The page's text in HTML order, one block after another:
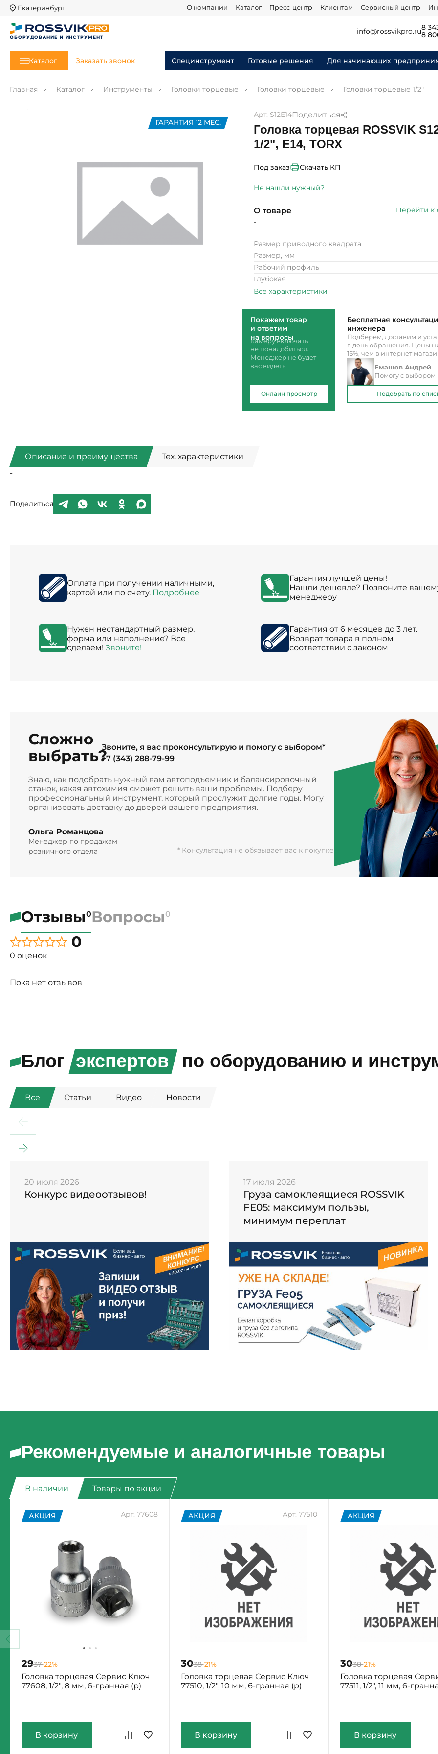
Екатеринбург О компании Каталог Пресс-центр Клиентам Сервисный центр
ОБОРУДОВАНИЕ И ИНСТРУМЕНТ
info@rossvikpro.ru8
8
Каталог Заказать звонок Специнструмент Готовые решения Для начинающих
Главная Каталог Инструменты Головки торцевые Головки торцевые Головки торцевые 1/2"
ГАРАНТИЯ 12 МЕС.
Арт. S12E14Поделиться
Головка торцевая ROSSVIK
1/2", E14, TORX
Под заказ Скачать КП
Не нашли нужный?
О товаре
Перейти к
-
Размер приводного квадрата
Размер, мм
Рабочий профиль
Глубокая
Все характеристики
Покажем товар
и ответим
на вопросы
Камеру включать
не понадобиться.
Менеджер не будет
вас видеть.
Онлайн просмотр
Бесплатная
инженера
Подберем, доставим и
в день обращения. Цены
15%, чем в интернет
Емашов Андрей
Помогу с выбором
Подобрать по
Описание и преимущества
Тех. характеристики
-
Поделиться
Оплата при получении наличными,
картой или по счету. Подробнее
Гарантия лучшей цены!
Нашли дешевле? Позвоните
менеджеру
Нужен нестандартный размер,
форма или наполнение? Все
сделаем! Звоните!
Гарантия от 6 месяцев до 3 лет.
Возврат товара в полном
соответствии с законом
Сложно
выбрать?Звоните, я вас проконсультирую и помогу с выбором*
+7 (343) 288-79-99
Знаю, как подобрать нужный вам автоподъемник и балансировочный
станок, какая автохимия сможет решить ваши проблемы. Подберу
профессиональный инструмент, который прослужит долгие годы. Могу
организовать доставку до дверей вашего предприятия.
Ольга Романцова
Менеджер по продажам
розничного отдела
* Консультация не обязывает вас к покупке
Отзывы0Вопросы0
0
0 оценок
Пока нет отзывов
Блог экспертов по оборудованию и
Все Статьи Видео Новости
20 июля 2026
Конкурс видеоотзывов!
17 июля 2026
Груза самоклеящиеся ROSSVIK
FE05: максимум пользы,
минимум переплат
Рекомендуемые и аналогичные товары
В наличии Товары по акции
Арт. 77608
АКЦИЯ
2937-22%
Головка торцевая Сервис Ключ
77608, 1/2", 8 мм, 6-гранная (р)
В корзину
Арт. 77510
АКЦИЯ
3038-21%
Головка торцевая Сервис Ключ
77510, 1/2", 10 мм, 6-гранная (р)
В корзину
АКЦИЯ
3038-21%
Головка торцевая
77511, 1/2", 11 мм, 6-
В корзину